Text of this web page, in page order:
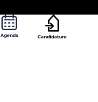
Agenda Candidature